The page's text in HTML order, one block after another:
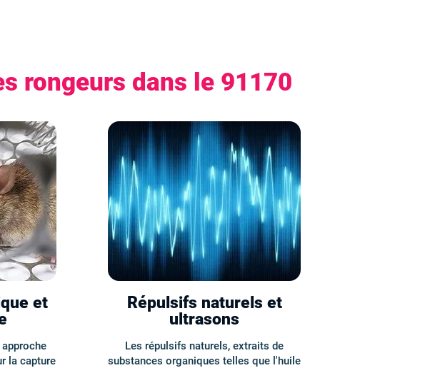
rongeurs dans le 91170
et
la capture
Répulsifs naturels et
ultrasons
Les répulsifs naturels, extraits de
substances organiques telles que l'huile